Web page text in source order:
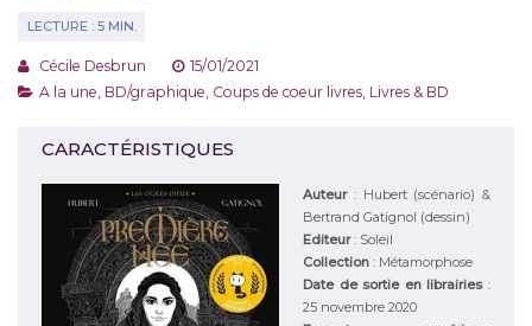
Cécile Desbrun
15/01/2021
A la une BD/graphique Coups de coeur livres Livres & BD
CARACTÉRISTIQUES
Auteur : Hubert (scénario) &
Bertrand Gatignol (dessin)
Editeur: Soleil
Collection : Métamorphose
Date de sortie en librairies :
25 novembre 2020